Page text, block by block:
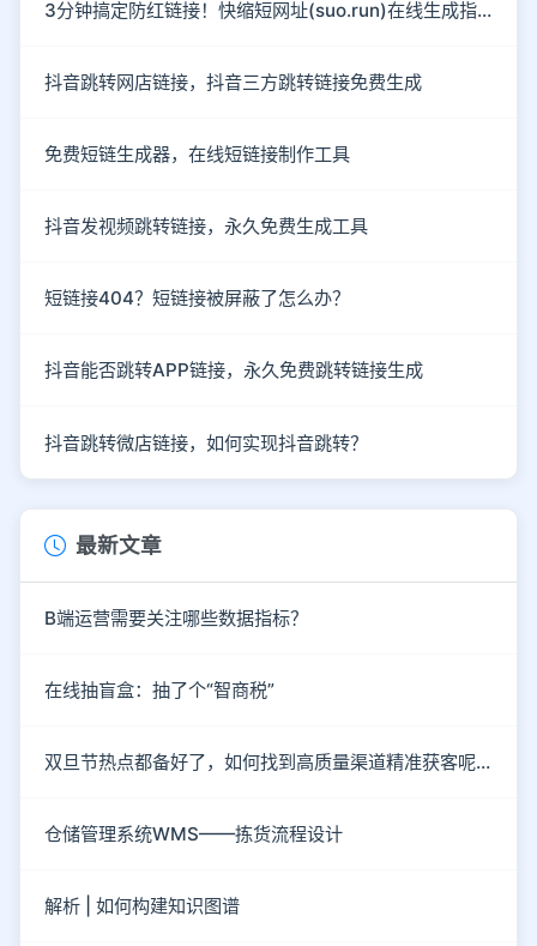
3分钟搞定防红链接！快缩短网址(suo.run)在线生成指南
抖音跳转网店链接，抖音三方跳转链接免费生成
免费短链生成器，在线短链接制作工具
抖音发视频跳转链接，永久免费生成工具
短链接404？短链接被屏蔽了怎么办？
抖音能否跳转APP链接，永久免费跳转链接生成
抖音跳转微店链接，如何实现抖音跳转？
最新文章
B端运营需要关注哪些数据指标？
在线抽盲盒：抽了个“智商税”
双旦节热点都备好了，如何找到高质量渠道精准获客呢？
仓储管理系统WMS——拣货流程设计
解析 | 如何构建知识图谱